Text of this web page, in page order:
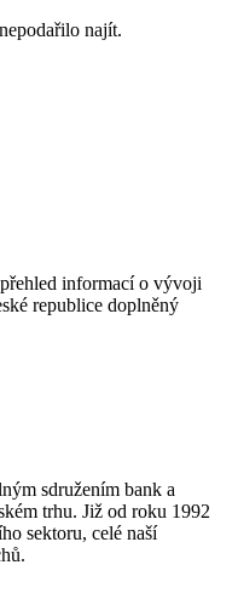
najít.
informací o vývoji
republice doplněný
sdružením bank a
trhu. Již od roku 1992
sektoru, celé naší